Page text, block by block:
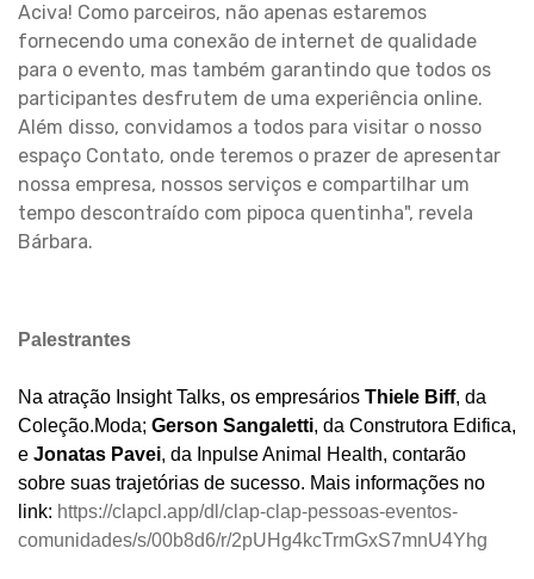
Aciva! Como parceiros, não apenas estaremos
fornecendo uma conexão de internet de qualidade
para o evento, mas também garantindo que todos os
participantes desfrutem de uma experiência online.
Além disso, convidamos a todos para visitar o nosso
espaço Contato, onde teremos o prazer de apresentar
nossa empresa, nossos serviços e compartilhar um
tempo descontraído com pipoca quentinha", revela
Bárbara.
Palestrantes
Na atração Insight Talks, os empresários Thiele Biff, da
Coleção.Moda; Gerson Sangaletti, da Construtora Edifica,
e Jonatas Pavei, da Inpulse Animal Health, contarão
sobre suas trajetórias de sucesso. Mais informações no
link: https://clapcl.app/dl/clap-clap-pessoas-eventos-
comunidades/s/00b8d6/r/2pUHg4kcTrmGxS7mnU4Yhg